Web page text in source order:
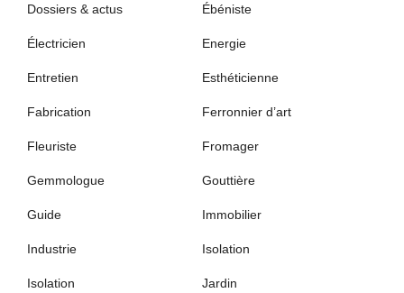
Dossiers & actus Ébéniste
Électricien Energie
Entretien Esthéticienne
Fabrication Ferronnier d’art
Fleuriste Fromager
Gemmologue Gouttière
Guide Immobilier
Industrie Isolation
Isolation Jardin